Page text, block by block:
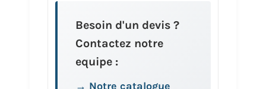
Besoin d'un devis ?
Contactez notre
equipe :
→ Notre catalogue